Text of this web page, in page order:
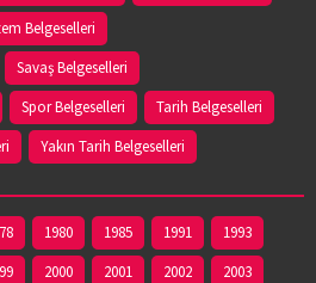
Belgeselleri
Savaş Belgeselleri
Spor Belgeselleri
Tarih Belgeselleri
Yakın Tarih Belgeselleri
1980 1985 1991
1993
2000 2001 2002
2003